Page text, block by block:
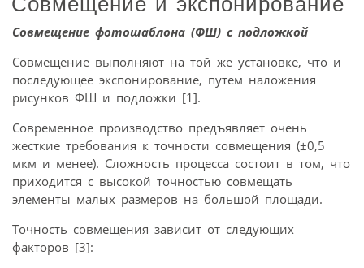
Совмещение фотошаблона (ФШ) с подложкой
Совмещение выполняют на той же установке, что и
последующее экспонирование, путем наложения
рисунков ФШ и подложки [1].
Современное производство предъявляет очень
жесткие требования к точности совмещения (±0,5
мкм и менее). Сложность процесса состоит в том, что
приходится с высокой точностью совмещать
элементы малых размеров на большой площади.
Точность совмещения зависит от следующих
факторов [3]: